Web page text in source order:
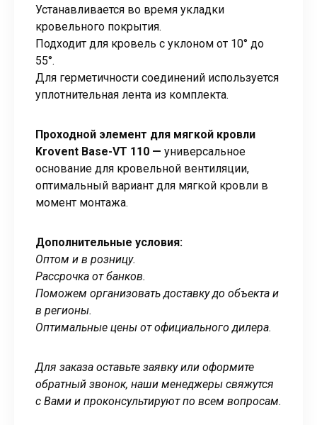
Устанавливается во время укладки
кровельного покрытия.
Подходит для кровель с уклоном от 10° до
55°.
Для герметичности соединений используется
уплотнительная лента из комплекта.
Проходной элемент для мягкой кровли
Krovent Base-VT 110 — универсальное
основание для кровельной вентиляции,
оптимальный вариант для мягкой кровли в
момент монтажа.
Дополнительные условия:
Оптом и в розницу.
Рассрочка от банков.
Поможем организовать доставку до объекта и
в регионы.
Оптимальные цены от официального дилера.
Для заказа оставьте заявку или оформите
обратный звонок, наши менеджеры свяжутся
с Вами и проконсультируют по всем вопросам.